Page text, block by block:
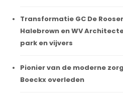
Transformatie GC De
Halebrown en WV
park en vijvers
Pionier van de moderne
Boeckx overleden